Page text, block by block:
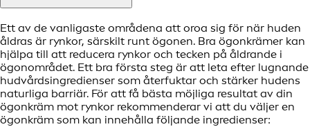
Ett av de vanligaste områdena att oroa sig för när huden
åldras är rynkor, särskilt runt ögonen. Bra ögonkrämer kan
hjälpa till att reducera rynkor och tecken på åldrande i
ögonområdet. Ett bra första steg är att leta efter lugnande
hudvårdsingredienser som återfuktar och stärker hudens
naturliga barriär. För att få bästa möjliga resultat av din
ögonkräm mot rynkor rekommenderar vi att du väljer en
ögonkräm som kan innehålla följande ingredienser: